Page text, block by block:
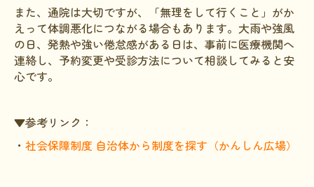
また、通院は大切ですが、「無理をして行くこと」がか
えって体調悪化につながる場合もあります。大雨や強風
の日、発熱や強い倦怠感がある日は、事前に医療機関へ
連絡し、予約変更や受診方法について相談してみると安
心です。
▼参考リンク：
・ 社会保障制度 自治体から制度を探す（かんしん広場）